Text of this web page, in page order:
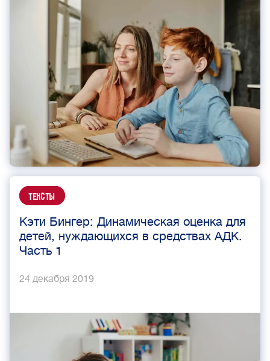
Тексты
Кэти Бингер: Динамическая оценка для
детей, нуждающихся в средствах АДК.
Часть 1
24 декабря 2019